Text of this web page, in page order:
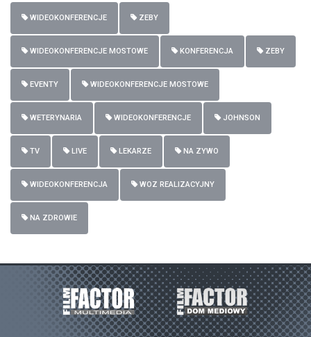
WIDEOKONFERENCJE ZEBY
WIDEOKONFERENCJE MOSTOWE KONFERENCJA ZEBY
EVENTY WIDEOKONFERENCJE MOSTOWE
WETERYNARIA WIDEOKONFERENCJE JOHNSON
TV LIVE LEKARZE NA ZYWO
WIDEOKONFERENCJA WOZ REALIZACYJNY
NA ZDROWIE